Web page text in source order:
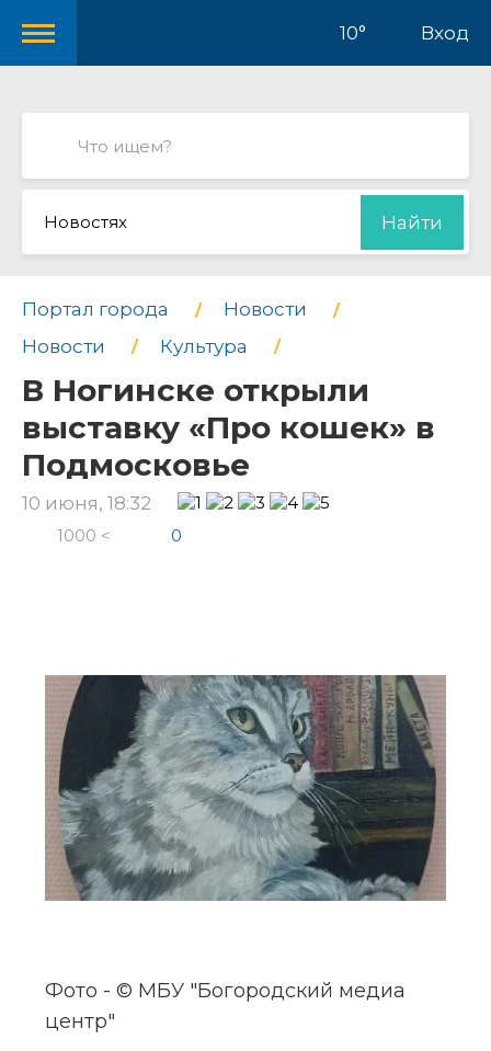
10° Вход
Новостях Найти
Портал города
Новости
Новости
Культура
В Ногинске открыли
выставку «Про кошек» в
Подмосковье
10 июня, 18:32
1000 < 0
Фото - © МБУ "Богородский медиа
центр"